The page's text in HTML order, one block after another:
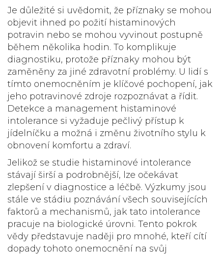
Je důležité si uvědomit, že příznaky se mohou
objevit ihned po požití histaminových
potravin nebo se mohou vyvinout postupně
během několika hodin. To komplikuje
diagnostiku, protože příznaky mohou být
zaměněny za jiné zdravotní problémy. U lidí s
tímto onemocněním je klíčové pochopení, jak
jeho potravinové zdroje rozpoznávat a řídit.
Detekce a management histaminové
intolerance si vyžaduje pečlivý přístup k
jídelníčku a možná i změnu životního stylu k
obnovení komfortu a zdraví.
Jelikož se studie histaminové intolerance
stávají širší a podrobnější, lze očekávat
zlepšení v diagnostice a léčbě. Výzkumy jsou
stále ve stádiu poznávání všech souvisejících
faktorů a mechanismů, jak tato intolerance
pracuje na biologické úrovni. Tento pokrok
vědy představuje naději pro mnohé, kteří cítí
dopady tohoto onemocnění na svůj